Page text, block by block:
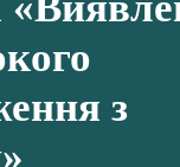
з